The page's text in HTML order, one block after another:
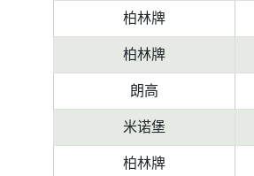
的
源
柏林牌
柏林牌
朗高
米诺堡
柏林牌